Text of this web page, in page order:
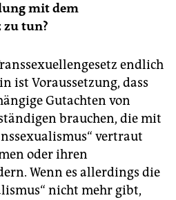
mit dem
zu tun?
endlich
ist Voraussetzung, dass
Gutachten von
brauchen, die mit
vertraut
oder ihren
Wenn es allerdings die
nicht mehr gibt,